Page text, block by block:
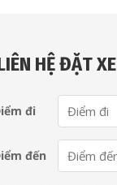
HỆ ĐẶT XE
đi
đến